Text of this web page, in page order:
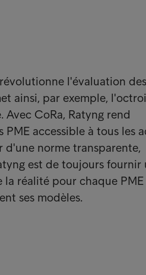
l'évaluation des
ainsi, par exemple, l'octroi
CoRa, Ratyng rend
accessible à tous les
norme transparente,
est de toujours fournir
réalité pour chaque PME
ses modèles.